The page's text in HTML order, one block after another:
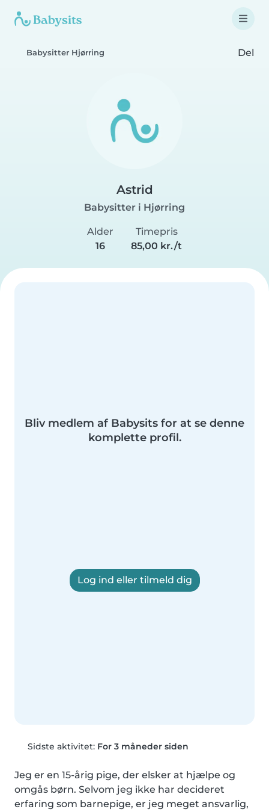
Babysitter Hjørring Del
Astrid
Babysitter i Hjørring
Alder
16
Timepris
85,00 kr./t
Bliv medlem af Babysits for at se denne
komplette profil.
Log ind eller tilmeld dig
Sidste aktivitet: For 3 måneder siden
Jeg er en 15-årig pige, der elsker at hjælpe og
omgås børn. Selvom jeg ikke har decideret
erfaring som barnepige, er jeg meget ansvarlig,